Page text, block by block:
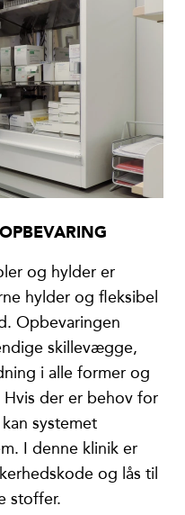
og hylder er
hylder og fleksibel
Opbevaringen
skillevægge,
i alle former og
Hvis der er behov for
systemet
I denne klinik er
og lås til
stoffer.